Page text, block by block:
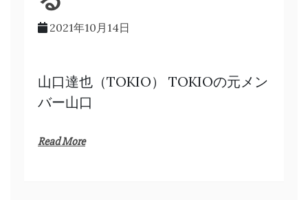
2021年10月14日
山口達也（TOKIO） TOKIOの元メン
バー山口
Read More